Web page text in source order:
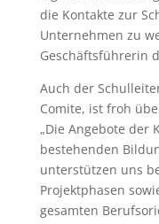
die Kontakte zur
Unternehmen zu
Geschäftsführerin
Auch der
Comite, ist froh
„Die Angebote der
bestehenden
unterstützen uns
Projektphasen
gesamten